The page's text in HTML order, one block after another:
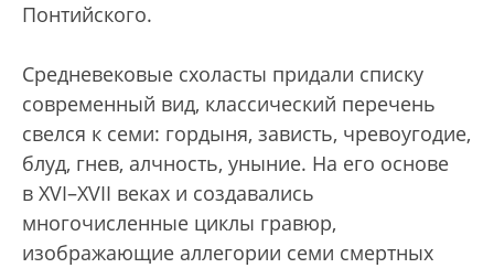
Понтийского.
Средневековые схоласты придали списку
современный вид, классический перечень
свелся к семи: гордыня, зависть, чревоугодие,
блуд, гнев, алчность, уныние. На его основе
в XVI–XVII веках и создавались
многочисленные циклы гравюр,
изображающие аллегории семи смертных